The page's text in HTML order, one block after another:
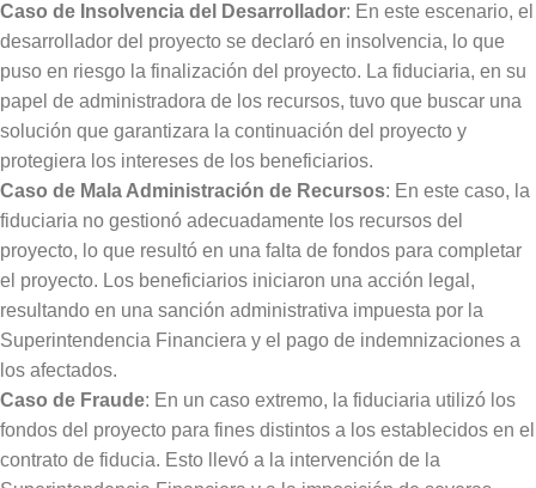
Caso de Insolvencia del Desarrollador: En este escenario, el
desarrollador del proyecto se declaró en insolvencia, lo que
puso en riesgo la finalización del proyecto. La fiduciaria, en su
papel de administradora de los recursos, tuvo que buscar una
solución que garantizara la continuación del proyecto y
protegiera los intereses de los beneficiarios.
Caso de Mala Administración de Recursos: En este caso, la
fiduciaria no gestionó adecuadamente los recursos del
proyecto, lo que resultó en una falta de fondos para completar
el proyecto. Los beneficiarios iniciaron una acción legal,
resultando en una sanción administrativa impuesta por la
Superintendencia Financiera y el pago de indemnizaciones a
los afectados.
Caso de Fraude: En un caso extremo, la fiduciaria utilizó los
fondos del proyecto para fines distintos a los establecidos en el
contrato de fiducia. Esto llevó a la intervención de la